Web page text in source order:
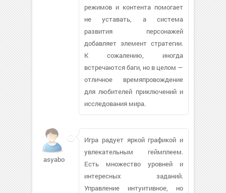
режимов и контента помогает
не уставать, а система
развития персонажей
добавляет элемент стратегии.
К сожалению, иногда
встречаются баги, но в целом —
отличное времяпровождение
для любителей приключений и
исследования мира.
asyabond726
Игра радует яркой графикой и
увлекательным геймплеем.
Есть множество уровней и
интересных заданий.
Управление интуитивное, но